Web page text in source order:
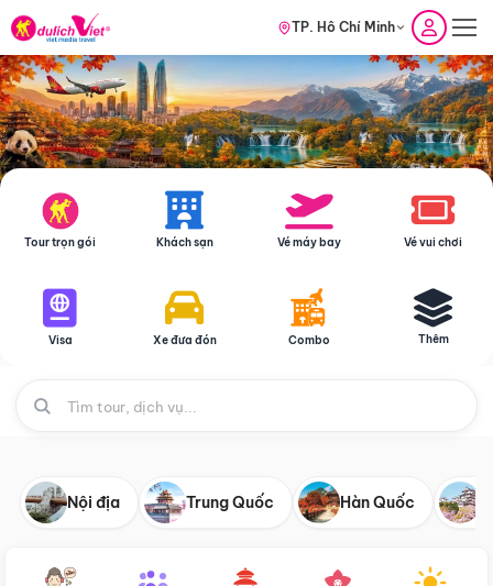
TP. Hồ Chí Minh
Tour trọn gói Khách sạn Vé máy bay Vé vui chơi
Visa Xe đưa đón Combo Thêm
Nội địa Trung Quốc Hàn Quốc